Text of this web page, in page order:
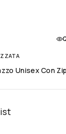
Unisex Con